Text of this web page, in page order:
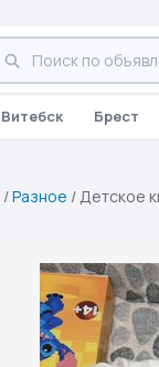
Витебск Брест
/Разное / Детское